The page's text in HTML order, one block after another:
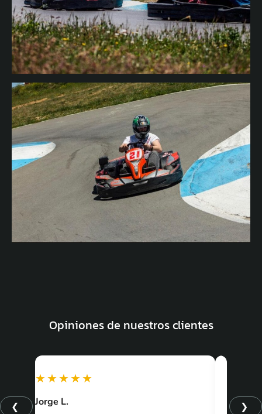
Opiniones de nuestros clientes
❮
★★★★★
Jorge L. Rubén
❯